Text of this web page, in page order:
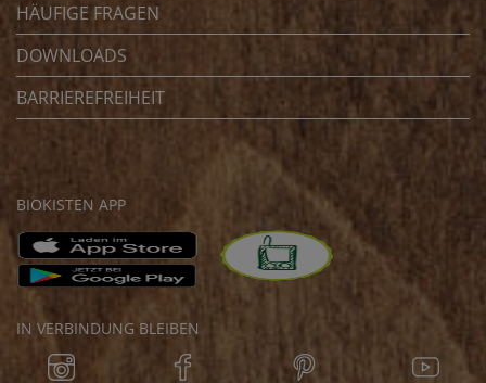
HÄUFIGE FRAGEN
DOWNLOADS
BARRIEREFREIHEIT
BIOKISTEN APP
IN VERBINDUNG BLEIBEN